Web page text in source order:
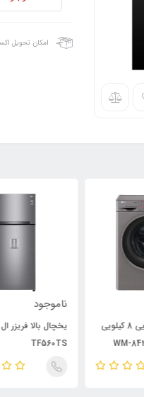
امکان تحویل
ماشین لباس شویی 8 کیلویی
ناموجود
یخچال بالا فریزر
TF560TS